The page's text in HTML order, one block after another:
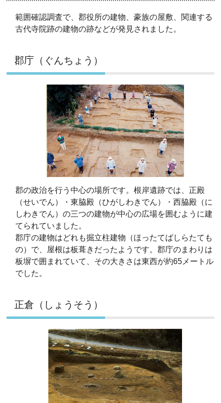
範囲確認調査で、郡役所の建物、豪族の屋敷、関連する
古代寺院跡の建物の跡などが発見されました。
郡庁（ぐんちょう）
郡の政治を行う中心の場所です。根岸遺跡では、正殿
（せいでん）・東脇殿（ひがしわきでん）・西脇殿（に
しわきでん）の三つの建物が中心の広場を囲むように建
てられていました。
郡庁の建物はどれも掘立柱建物（ほったてばしらたても
の）で、屋根は板葺きだったようです。郡庁のまわりは
板塀で囲まれていて、その大きさは東西が約65メートル
でした。
正倉（しょうそう）